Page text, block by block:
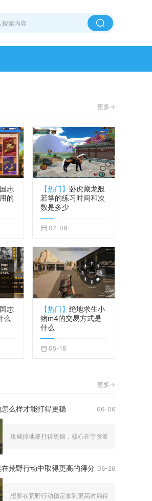
更多->
志
的
【热门】 卧虎藏龙般
若掌的练习时间和次
数是多少
07-09
志
么
【热门】 绝地求生小
猪m4的交易方式是
什么
05-18
更多->
么样才能打得更稳 06-06
攻城掠地要打得更稳，核心在于资源稳、阵容稳、
荒野行动中取得更高的得分 06-26
想要在荒野行动稳定拿到更高对局得分，核心是兼